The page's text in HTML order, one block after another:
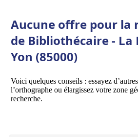
Aucune offre pour la
de Bibliothécaire - La
Yon (85000)
Voici quelques conseils : essayez
l’orthographe ou élargissez votre zone
recherche.